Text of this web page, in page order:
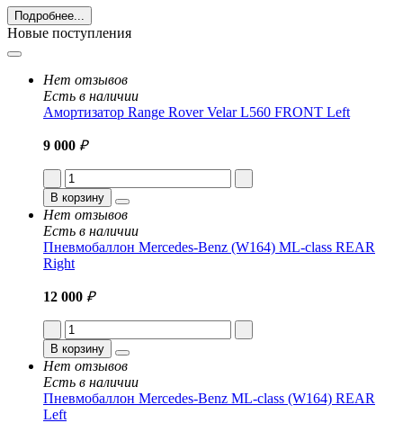
Подробнее...
Новые поступления
Нет отзывов
Есть в наличии
Амортизатор Range Rover Velar L560 FRONT Left
9 000 ₽
В корзину
Нет отзывов
Есть в наличии
Пневмобаллон Mercedes-Benz (W164) ML-class REAR
Right
12 000 ₽
В корзину
Нет отзывов
Есть в наличии
Пневмобаллон Mercedes-Benz ML-class (W164) REAR
Left